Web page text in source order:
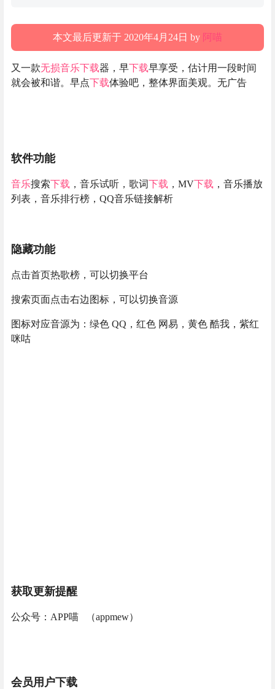
本文最后更新于 2020年4月24日 by 阿喵
又一款无损音乐下载器，早下载早享受，估计用一段时间
就会被和谐。早点下载体验吧，整体界面美观。无广告
软件功能
音乐搜索下载 ，音乐试听，歌词下载 ，MV下载 ，音乐播放
列表，音乐排行榜，QQ音乐链接解析
隐藏功能
点击首页热歌榜，可以切换平台
搜索页面点击右边图标，可以切换音源
图标对应音源为：绿色 QQ，红色 网易，黄色 酷我，紫红
咪咕
获取更新提醒
公众号：APP喵 （appmew）
会员用户下载